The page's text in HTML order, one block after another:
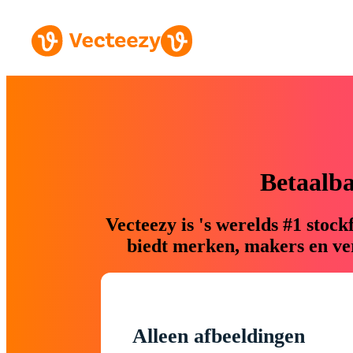
Vecteezy is 's werelds #1
biedt merken, makers en
Alleen afbeeldingen